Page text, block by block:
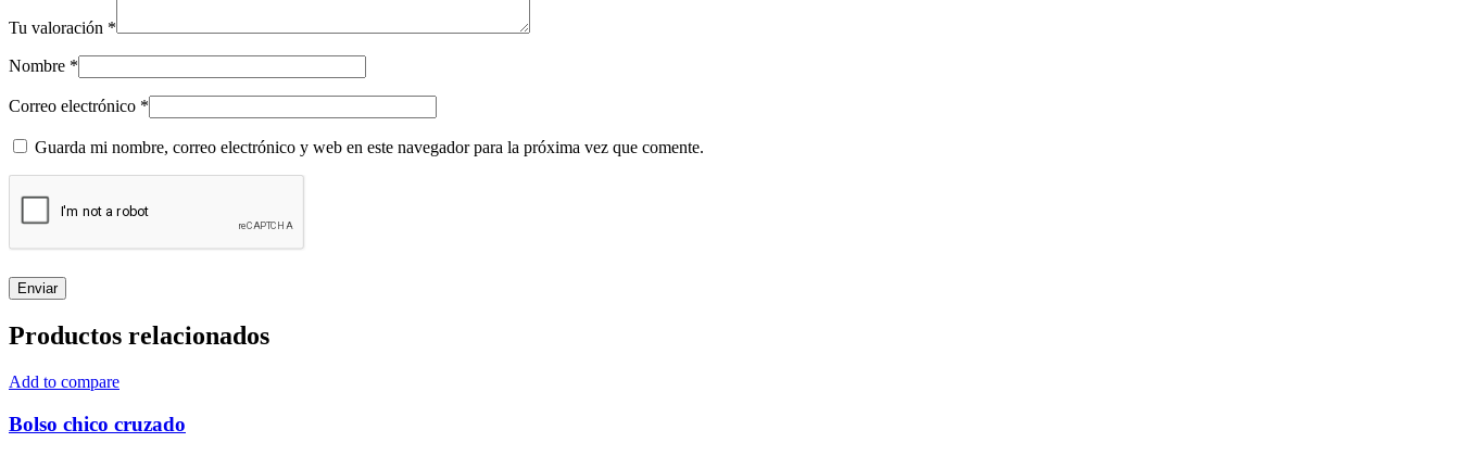
Tu valoración *
Nombre *
Correo electrónico *
Guarda mi nombre, correo electrónico y web en este navegador para la próxima vez que comente.
Productos relacionados
Add to compare
Bolso chico cruzado